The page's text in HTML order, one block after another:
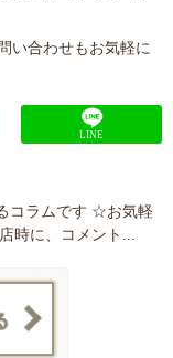
い合わせもお気軽に
LINE
コラムです ☆お気軽
時に、コメント...